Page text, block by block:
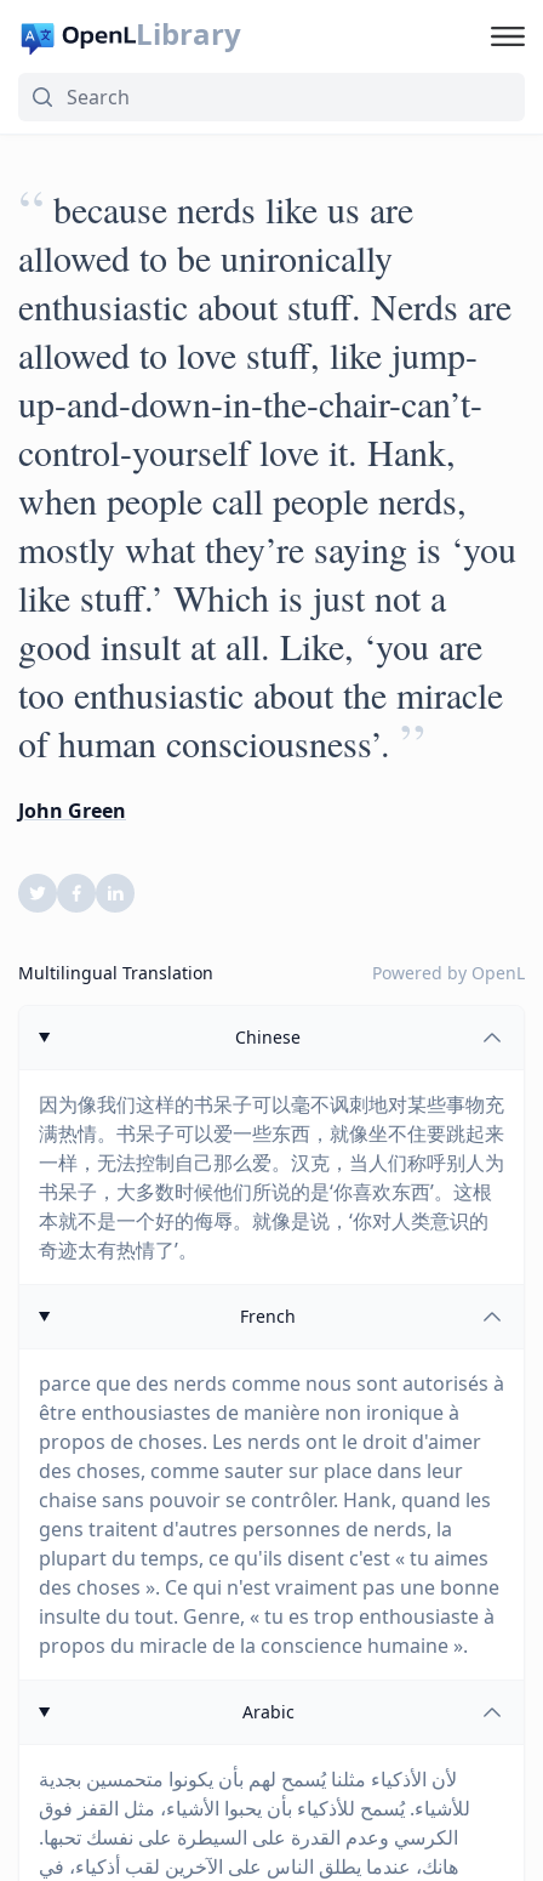
Library
“ because nerds like us are
allowed to be unironically
enthusiastic about stuff. Nerds are
allowed to love stuff, like jump-
up-and-down-in-the-chair-can’t-
control-yourself love it. Hank,
when people call people nerds,
mostly what they’re saying is ‘you
like stuff.’ Which is just not a
good insult at all. Like, ‘you are
too enthusiastic about the miracle
of human consciousness’. ”
John Green
Multilingual Translation Powered by OpenL
Chinese
因为像我们这样的书呆子可以毫不讽刺地对某些事物充
满热情。书呆子可以爱一些东西，就像坐不住要跳起来
一样，无法控制自己那么爱。汉克，当人们称呼别人为
书呆子，大多数时候他们所说的是‘你喜欢东西’。这根
本就不是一个好的侮辱。就像是说，‘你对人类意识的
奇迹太有热情了’。
French
parce que des nerds comme nous sont autorisés à
être enthousiastes de manière non ironique à
propos de choses. Les nerds ont le droit d'aimer
des choses, comme sauter sur place dans leur
chaise sans pouvoir se contrôler. Hank, quand les
gens traitent d'autres personnes de nerds, la
plupart du temps, ce qu'ils disent c'est « tu aimes
des choses ». Ce qui n'est vraiment pas une bonne
insulte du tout. Genre, « tu es trop enthousiaste à
propos du miracle de la conscience humaine ».
Arabic
لأن الأذكياء مثلنا يُسمح لهم بأن يكونوا متحمسين بجدية
للأشياء. يُسمح للأذكياء بأن يحبوا الأشياء، مثل القفز فوق
الكرسي وعدم القدرة على السيطرة على نفسك تحبها.
هانك، عندما يطلق الناس على الآخرين لقب أذكياء، في